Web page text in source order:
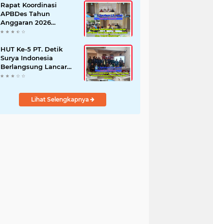
dan Hentikan Dugaan
Permainan Oknum
Rapat Koordinasi
APBDes Tahun
Anggaran 2026
Semester II,
Sokobanah Libatkan 12
Desa
HUT Ke-5 PT. Detik
Surya Indonesia
Berlangsung Lancar
dan Profesional,
Wartawan
Lihat Selengkapnya